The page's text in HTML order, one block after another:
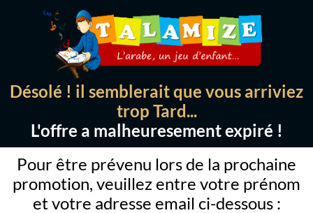
Désolé ! il semblerait que vous arriviez
trop Tard...
L'offre a malheuresement expiré !
Pour être prévenu lors de la prochaine
promotion, veuillez entre votre prénom
et votre adresse email ci-dessous :